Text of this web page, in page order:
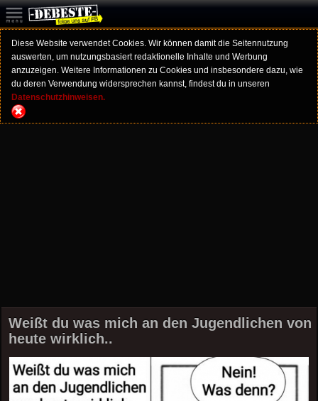
Diese Website verwendet Cookies. Wir können damit die Seitennutzung
auswerten, um nutzungsbasiert redaktionelle Inhalte und Werbung
anzuzeigen. Weitere Informationen zu Cookies und insbesondere dazu, wie
du deren Verwendung widersprechen kannst, findest du in unseren
Datenschutzhinweisen.
Weißt du was mich an den Jugendlichen von
heute wirklich..